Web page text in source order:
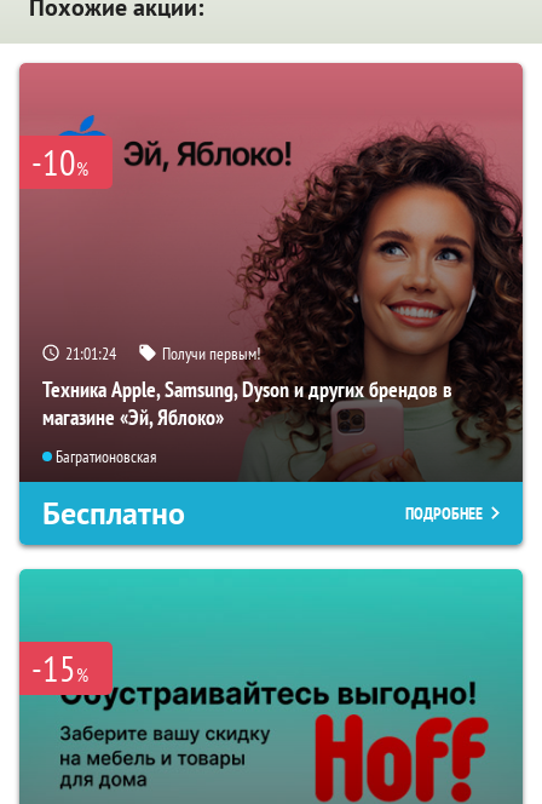
Похожие акции:
-10%
21:01:23 Получи первым!
Техника Apple, Samsung, Dyson и других брендов в
магазине «Эй, Яблоко»
Багратионовская
Бесплатно ПОДРОБНЕЕ
-15%